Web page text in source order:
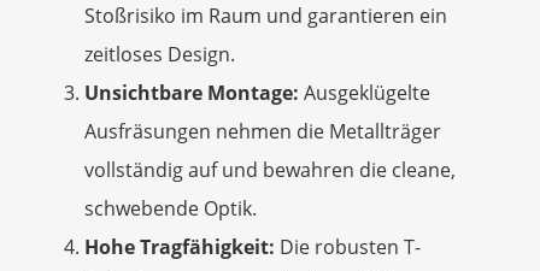
Stoßrisiko im Raum und garantieren ein
zeitloses Design.
Unsichtbare Montage: Ausgeklügelte
Ausfräsungen nehmen die Metallträger
vollständig auf und bewahren die cleane,
schwebende Optik.
Hohe Tragfähigkeit: Die robusten T-